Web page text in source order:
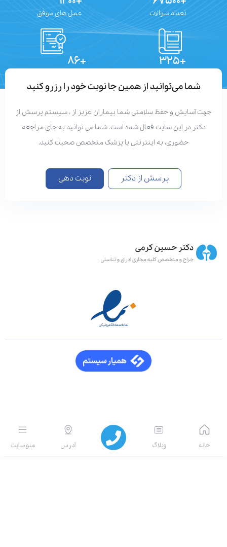
تعداد سوالات عمل های موفق
شما می‌توانید از همین جا نوبت خود را رزرو کنید
آسایش و حفظ سلامتی شما بیماران عزیز از ، سیستم پرسش از
دکتر در این سایت فعال شده است. شما می توانید به جای مراجعه
حضوری، به اینترنتی با پزشک متخصص صحبت کنید.
پرسش از دکتر نوبت دهی
منو سایت